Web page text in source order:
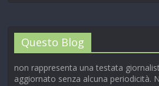
Questo Blog
non rappresenta una testata
aggiornato senza alcuna periodicità.